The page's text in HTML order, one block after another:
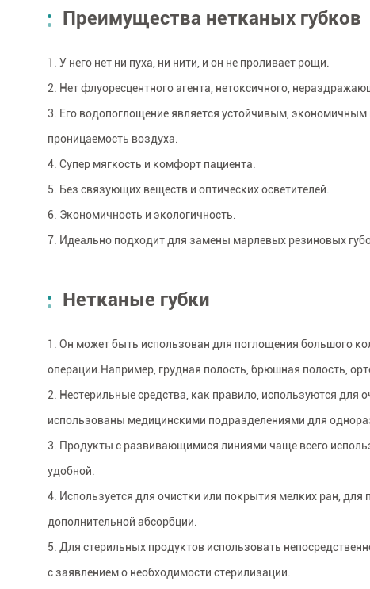
Преимущества нетканых губков
1. У него нет ни пуха, ни нити, и он не проливает рощи.
2. Нет флуоресцентного агента, нетоксичного,
3. Его водопоглощение является устойчивым,
проницаемость воздуха.
4. Супер мягкость и комфорт пациента.
5. Без связующих веществ и оптических осветителей.
6. Экономичность и экологичность.
7. Идеально подходит для замены марлевых резиновых
Нетканые губки
1. Он может быть использован для поглощения большого
операции.Например, грудная полость, брюшная полость,
2. Нестерильные средства, как правило, используются
использованы медицинскими подразделениями для
3. Продукты с развивающимися линиями чаще всего
удобной.
4. Используется для очистки или покрытия мелких ран,
дополнительной абсорбции.
5. Для стерильных продуктов использовать
с заявлением о необходимости стерилизации.